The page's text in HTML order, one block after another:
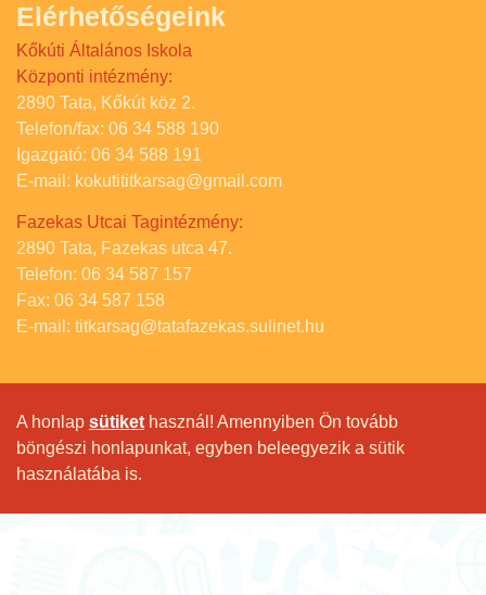
Elérhetőségeink
Kőkúti Általános Iskola
Központi intézmény:
2890 Tata, Kőkút köz 2.
Telefon/fax: 06 34 588 190
Igazgató: 06 34 588 191
E-mail: kokutititkarsag@gmail.com
Fazekas Utcai Tagintézmény:
2890 Tata, Fazekas utca 47.
Telefon: 06 34 587 157
Fax: 06 34 587 158
E-mail: titkarsag@tatafazekas.sulinet.hu
A honlap sütiket használ! Amennyiben Ön tovább
böngészi honlapunkat, egyben beleegyezik a sütik
használatába is.